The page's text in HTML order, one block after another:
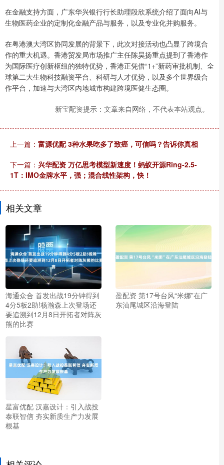
在金融支持方面，广东华兴银行行长助理段欣系统介绍了面向AI与
生物医药企业的定制化金融产品与服务，以及专业化并购服务。
在粤港澳大湾区协同发展的背景下，此次对接活动也凸显了跨境合
作的重大机遇。香港贸发局市场推广主任陈昊扬重点提到了香港作
为国际医疗创新枢纽的独特优势，香港正凭借“1+”新药审批机制、全
球第二大生物科技融资平台、科研与人才优势，以及多个世界级合
作平台，加速与大湾区内地城市构建跨境医健生态圈。
新宝配资提示：文章来自网络，不代表本站观点。
上一篇： 富源优配 3种水果吃多了致癌，可信吗？告诉你真相
下一篇： 兴华配资 万亿思考模型新速度！蚂蚁开源Ring-2.5-
1T：IMO金牌水平，强；混合线性架构，快！
相关文章
海通众合 首发出战19分钟得到
4分5板2助!杨瀚森上次登场还
要追溯到12月8日开拓者对阵灰
熊的比赛
盈配资 第17号台风“米娜”在广
东汕尾城区沿海登陆
星富优配 汉嘉设计：引入战投
泰联智信 夯实新质生产力发展
根基